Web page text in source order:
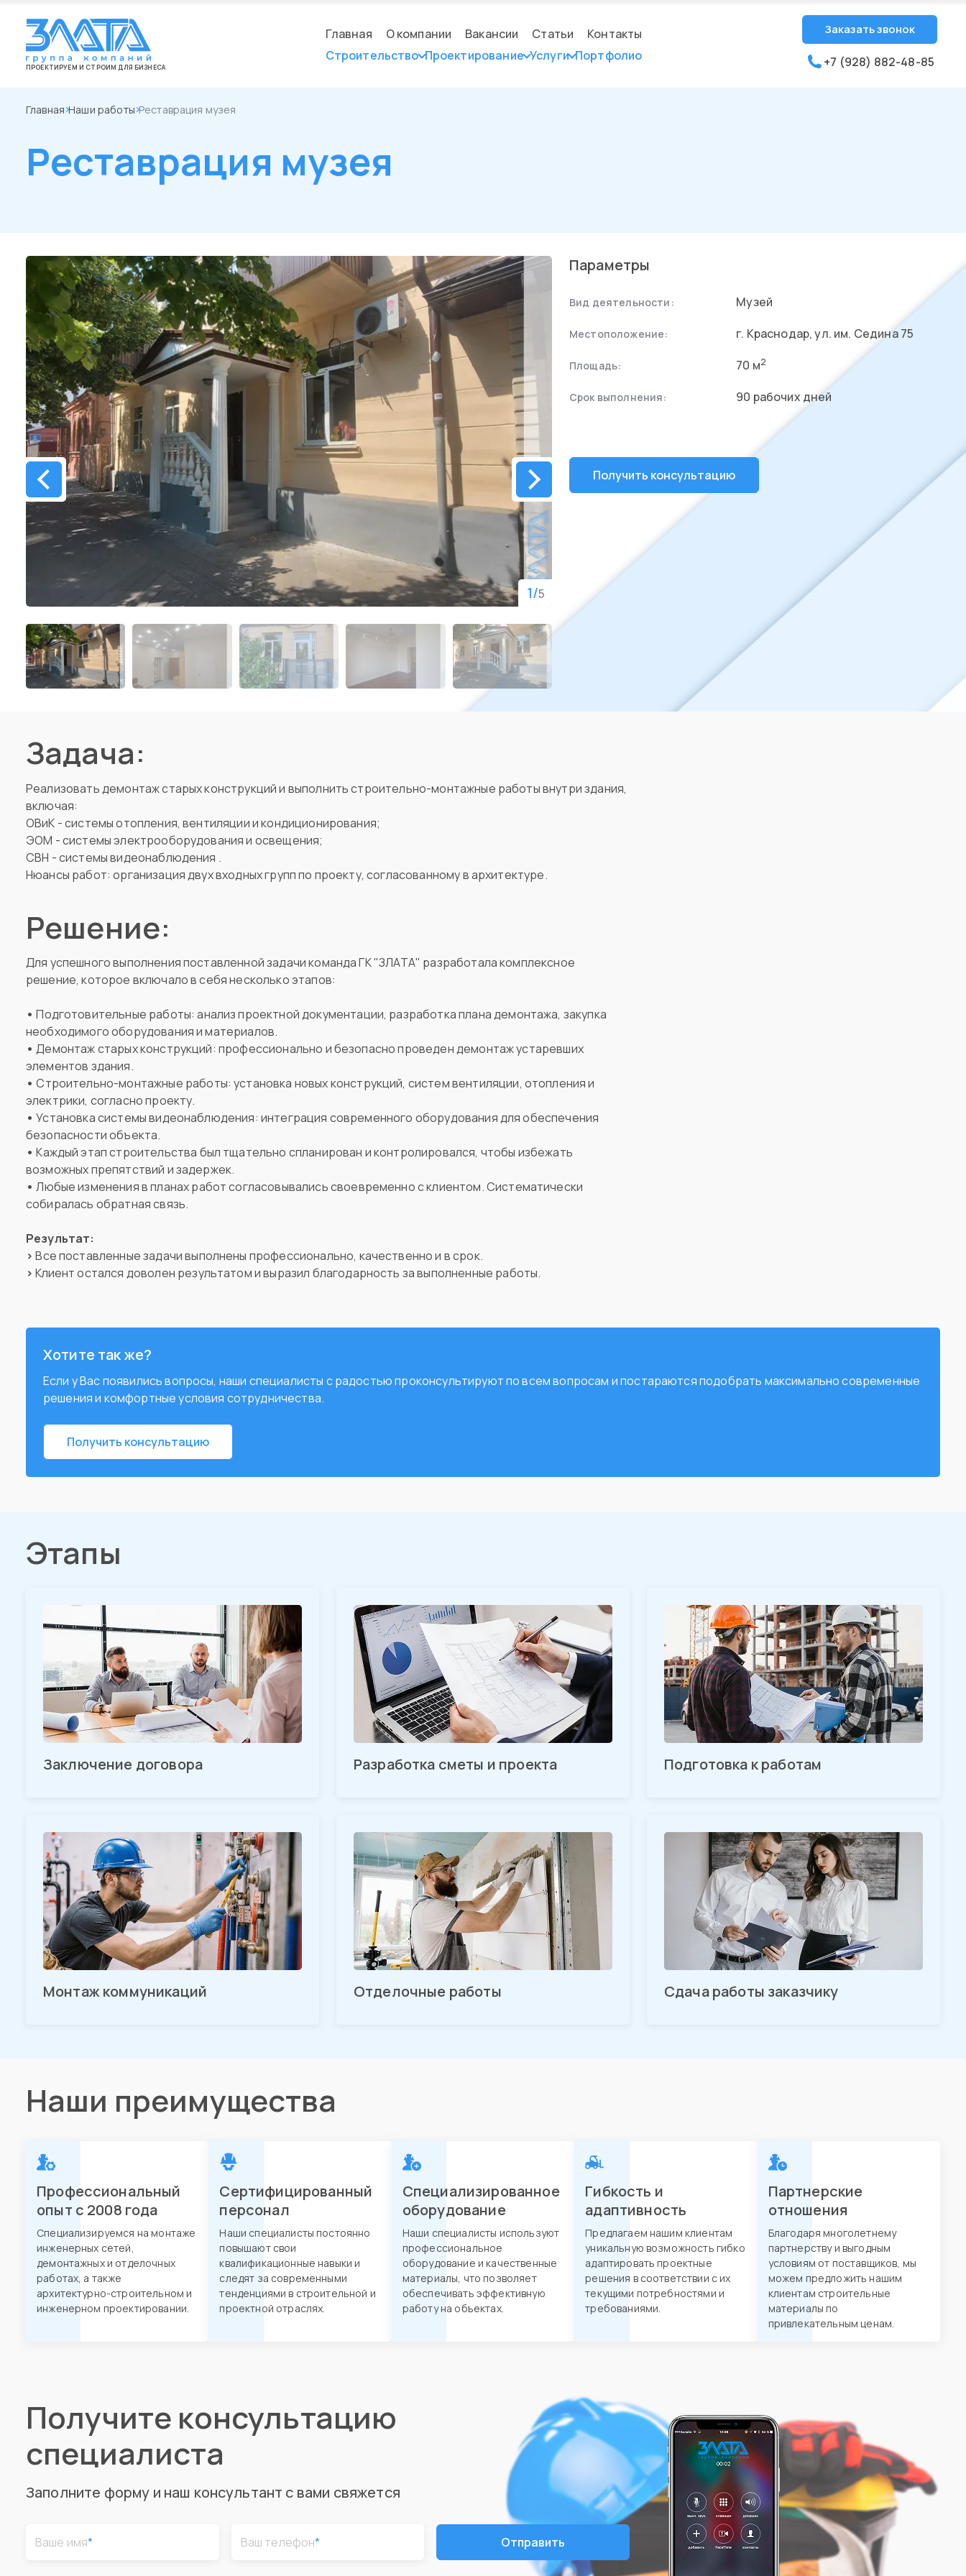
ПРОЕКТИРУЕМ И СТРОИМ ДЛЯ БИЗНЕСА
Главная О компании Вакансии Статьи
Контакты
Строительство Проектирование Услуги Портфолио
Заказать звонок
+7 (928) 882-48-85
Главная Наши работы Реставрация музея
Реставрация музея
1/5
Параметры
Вид деятельности: Музей
Местоположение: г. Краснодар, ул. им. Седина 75
Площадь: 70 м2
Срок выполнения: 90 рабочих дней
Получить консультацию
Задача:
Реализовать демонтаж старых конструкций и выполнить строительно-монтажные работы внутри здания,
включая:
ОВиК - системы отопления, вентиляции и кондиционирования;
ЭОМ - системы электрооборудования и освещения;
СВН - системы видеонаблюдения .
Нюансы работ: организация двух входных групп по проекту, согласованному в архитектуре.
Решение:
Для успешного выполнения поставленной задачи команда ГК "ЗЛАТА" разработала комплексное
решение, которое включало в себя несколько этапов:
• Подготовительные работы: анализ проектной документации, разработка плана демонтажа, закупка
необходимого оборудования и материалов.
•Демонтаж старых конструкций: профессионально и безопасно проведен демонтаж устаревших
элементов здания.
• Строительно-монтажные работы: установка новых конструкций, систем вентиляции, отопления и
электрики, согласно проекту.
•Установка системы видеонаблюдения: интеграция современного оборудования для обеспечения
безопасности объекта.
• Каждый этап строительства был тщательно спланирован и контролировался, чтобы избежать
возможных препятствий и задержек.
• Любые изменения в планах работ согласовывались своевременно с клиентом. Систематически
собиралась обратная связь.
Результат:
> Все поставленные задачи выполнены профессионально, качественно и в срок.
> Клиент остался доволен результатом и выразил благодарность за выполненные работы.
Хотите так же?
Если у Вас появились вопросы, наши специалисты с радостью проконсультируют по всем вопросам и постараются подобрать максимально современные
решения и комфортные условия сотрудничества.
Получить консультацию
Этапы
Заключение договора Разработка сметы и проекта Подготовка к работам
Монтаж коммуникаций Отделочные работы Сдача работы заказчику
Наши преимущества
Профессиональный
опыт с 2008 года
Специализируемся на монтаже
инженерных сетей,
демонтажных и отделочных
работах, а также
архитектурно-строительном и
инженерном проектировании.
Сертифицированный
персонал
Наши специалисты постоянно
повышают свои
квалификационные навыки и
следят за современными
тенденциями в строительной и
проектной отраслях.
Специализированное
оборудование
Наши специалисты используют
профессиональное
оборудование и качественные
материалы, что позволяет
обеспечивать эффективную
работу на объектах.
Гибкость и
адаптивность
Предлагаем нашим клиентам
уникальную возможность гибко
адаптировать проектные
решения в соответствии с их
текущими потребностями и
требованиями.
Партнерские
отношения
Благодаря многолетнему
партнерству и выгодным
условиям от поставщиков, мы
можем предложить нашим
клиентам строительные
материалы по
привлекательным ценам.
Получите консультацию
специалиста
Заполните форму и наш консультант с вами свяжется
Ваше имя* Ваш телефон* Отправить